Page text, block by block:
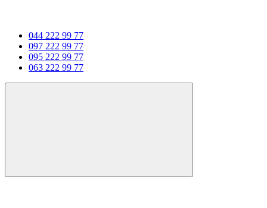
044 222 99 77
097 222 99 77
095 222 99 77
063 222 99 77